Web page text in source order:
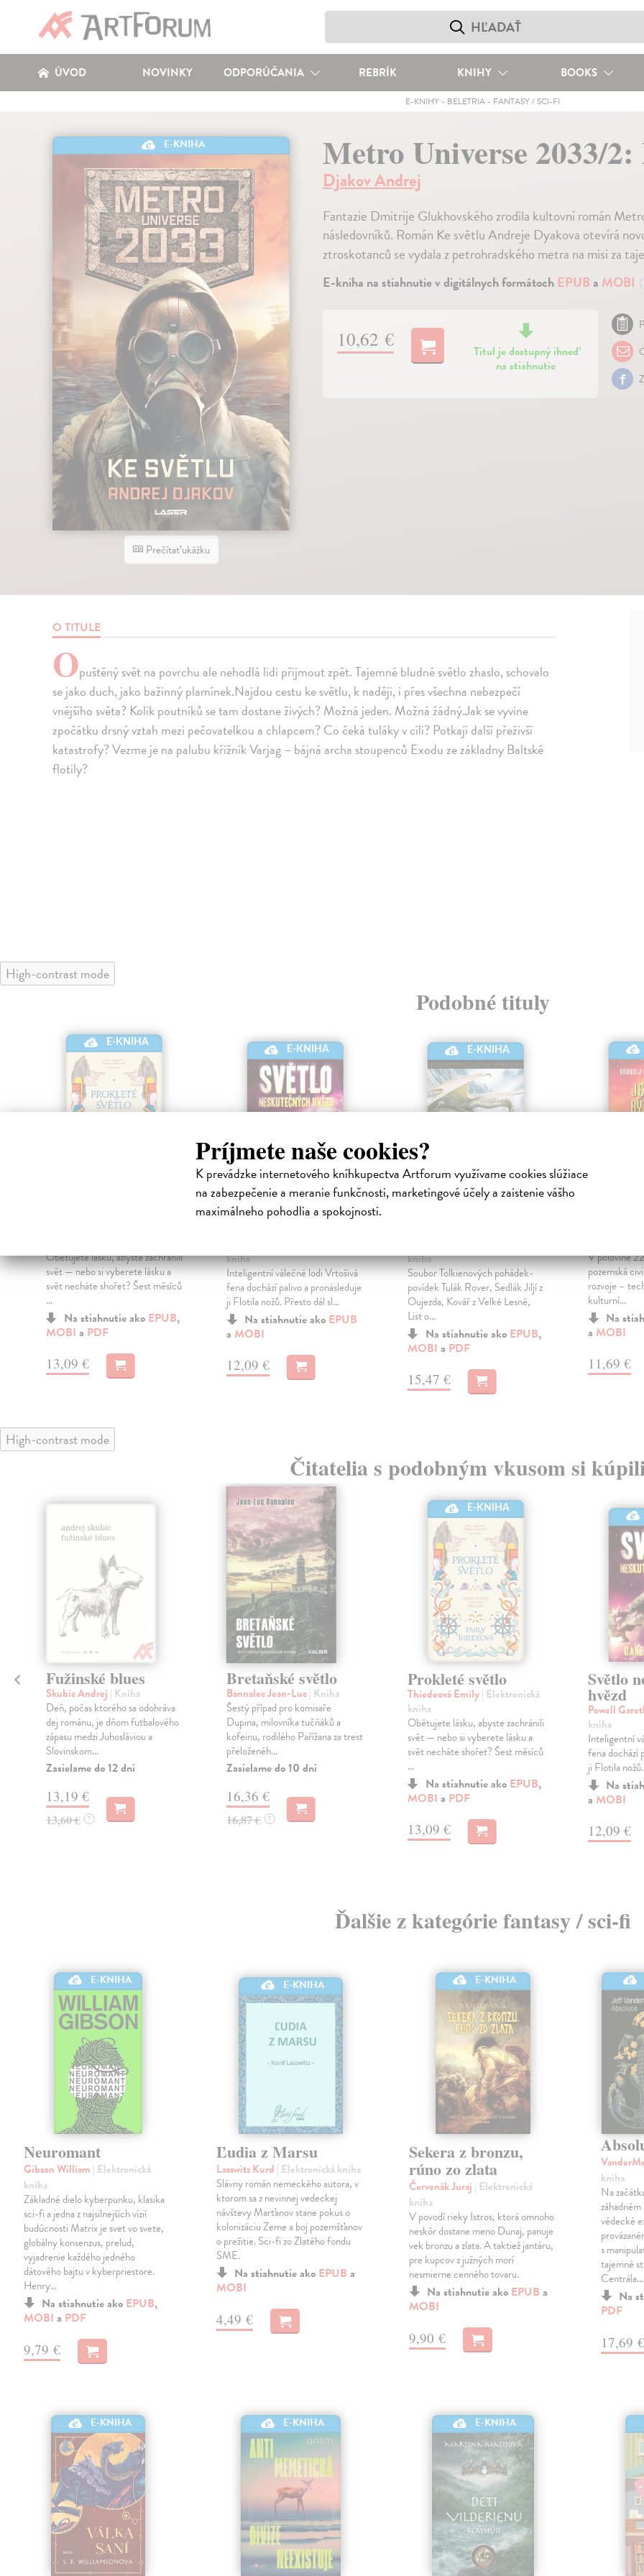
Príjmete naše cookies?
K prevádzke internetového kníhkupectva Artforum využívame cookies slúžiace
na zabezpečenie a meranie funkčnosti, marketingové účely a zaistenie vášho
maximálneho pohodlia a spokojnosti.
ÚVOD NOVINKY ODPORÚČANIA REBRÍK KNIHY BOOKS
E-KNIHY - BELETRIA - FANTASY / SCI-FI
E-KNIHA
Prečítať ukážku
Metro Universe 2033/2:
Djakov Andrej
Fantazie Dmitrije Glukhovského zrodila kultovní román
následovníků. Román Ke světlu Andreje Dyakova otevírá
ztroskotanců se vydala z petrohradského metra na misi za
E-kniha na stiahnutie v digitálnych formátoch EPUBa MOBI
10,62 €
Titul je dostupný ihneď
na stiahnutie
O TITULE
Opuštěný svět na povrchu ale nehodlá lidi přijmout zpět. Tajemné bludné světlo zhaslo, schovalo
se jako duch, jako bažinný plamínek.Najdou cestu ke světlu, k naději, i přes všechna nebezpečí
vnějšího světa? Kolik poutníků se tam dostane živých? Možná jeden. Možná žádný.Jak se vyvine
zpočátku drsný vztah mezi pečovatelkou a chlapcem? Co čeká tuláky v cíli? Potkají další přeživší
katastrofy? Vezme je na palubu křižník Varjag – bájná archa stoupenců Exodu ze základny Baltské
flotily?
High-contrast mode
Podobné tituly
E-KNIHA
Obětujete lásku, abyste zachránili
svět — nebo si vyberete lásku a
svět necháte shořet? Šest měsíců
...
Na stiahnutie ako EPUB,
MOBI a PDF
13,09 €
E-KNIHA
Světlo neskutečných
kniha
Inteligentní válečné lodi Vrtošivá
fena dochází palivo a pronásleduje
ji Flotila nožů. Přesto dál sl...
Na stiahnutie ako EPUB
a MOBI
12,09 €
E-KNIHA
kniha
Soubor Tolkienových pohádek-
povídek Tulák Rover, Sedlák Jiljí z
Oujezda, Kovář z Velké Lesné,
List o...
Na stiahnutie ako EPUB,
MOBI a PDF
15,47 €
Je
Strugačtí
V polovině
pozemská
rozvoje –
kulturní...
Na
a MOBI
11,69 €
High-contrast mode
Čitatelia s podobným vkusom si
Fužinské blues
Skubic Andrej | Kniha
Deň, počas ktorého sa odohráva
dej románu, je dňom futbalového
zápasu medzi Juhosláviou a
Slovinskom...
Zasielame do 12 dní
13,19 €
13,60 € ?
Bretaňské světlo
Bannalec Jean-Luc| Kniha
Šestý případ pro komisaře
Dupina, milovníka tučňáků a
kofeinu, rodilého Pařížana za trest
přeloženéh...
Zasielame do 10 dní
16,36 €
16,87 € ?
E-KNIHA
Prokleté světlo
Thiedeová Emily| Elektronická
kniha
Obětujete lásku, abyste zachránili
svět — nebo si vyberete lásku a
svět necháte shořet? Šest měsíců
...
Na stiahnutie ako EPUB,
MOBI a PDF
13,09 €
Světlo
hvězd
Powell
kniha
Inteligentní
fena dochází
ji Flotila
Na
a MOBI
12,09 €
Ďalšie z kategórie fantasy / sci-fi
E-KNIHA
Neuromant
Gibson William | Elektronická
kniha
Základné dielo kyberpunku, klasika
sci-fi a jedna z najsilnejších vízií
budúcnosti Matrix je svet vo svete,
globálny konsenzus, prelud,
vyjadrenie každého jedného
dátového bajtu v kyberpriestore.
Henry…
Na stiahnutie ako EPUB,
MOBI a PDF
9,79 €
E-KNIHA
Ľudia z Marsu
Lasswitz Kurd | Elektronická kniha
Slávny román nemeckého autora, v
ktorom sa z nevinnej vedeckej
návštevy Marťanov stane pokus o
kolonizáciu Zeme a boj pozemšťanov
o prežitie. Sci-fi zo Zlatého fondu
SME.
Na stiahnutie ako EPUB a
MOBI
4,49 €
E-KNIHA
Sekera z bronzu,
rúno zo zlata
Červenák Juraj | Elektronická
kniha
V povodí rieky Istros, ktorá omnoho
neskôr dostane meno Dunaj, panuje
vek bronzu a zlata. A taktiež jantáru,
pre kupcov z južných morí
nesmierne cenného tovaru.
Na stiahnutie ako EPUB a
MOBI
9,90 €
kniha
Na
vědecké
s
tajemné
Na
PDF
17,69 €
E-KNIHA E-KNIHA E-KNIHA